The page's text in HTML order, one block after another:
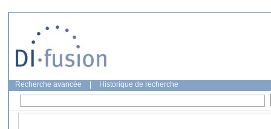
Recherche avancée Historique de recherche